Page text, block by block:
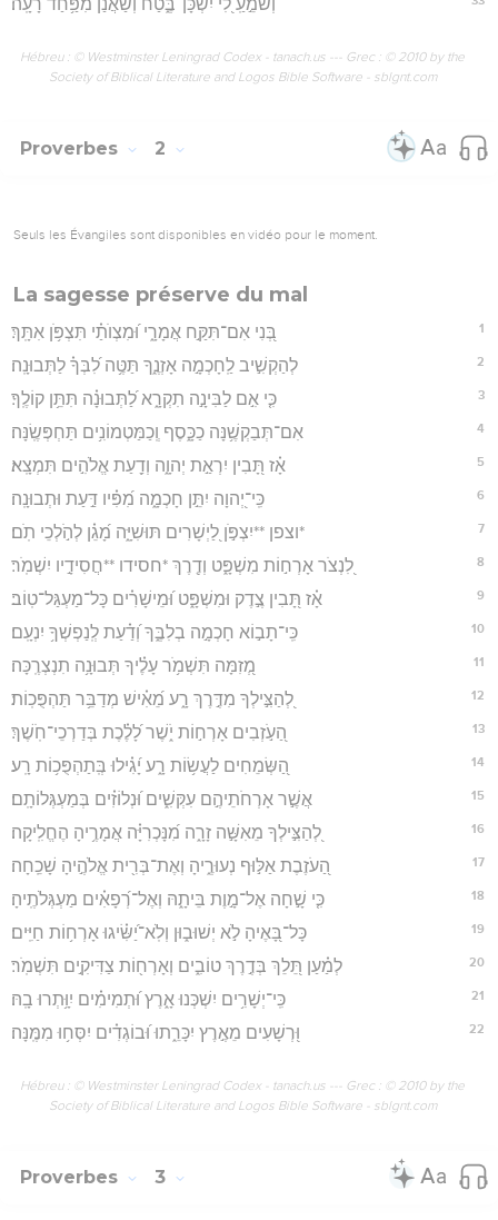
וְשֹׁמֵ֣עַֽ לִ֭י יִשְׁכָּן־בֶּ֑טַח וְ֝שַׁאֲנַ֗ן מִפַּ֥חַד רָעָֽה׃
Hébreu : © Westminster Leningrad Codex - tanach.us --- Grec : © 2010 by the
Society of Biblical Literature and Logos Bible Software - sblgnt.com
Proverbes 2
Seuls les Évangiles sont disponibles en vidéo pour le moment.
La sagesse préserve du mal
1 בְּ֭נִי אִם־תִּקַּ֣ח אֲמָרָ֑י וּ֝מִצְוֺתַ֗י תִּצְפֹּ֥ן אִתָּֽךְ׃
2 לְהַקְשִׁ֣יב לַֽחָכְמָ֣ה אָזְנֶ֑ךָ תַּטֶּ֥ה לִ֝בְּךָ֗ לַתְּבוּנָֽה׃
3 כִּ֤י אִ֣ם לַבִּינָ֣ה תִקְרָ֑א לַ֝תְּבוּנָ֗ה תִּתֵּ֥ן קוֹלֶֽךָ׃
4 אִם־תְּבַקְשֶׁ֥נָּה כַכָּ֑סֶף וְֽכַמַּטְמוֹנִ֥ים תַּחְפְּשֶֽׂנָּה׃
5 אָ֗ז תָּ֭בִין יִרְאַ֣ת יְהוָ֑ה וְדַ֖עַת אֱלֹהִ֣ים תִּמְצָֽא׃
6 כִּֽי־יְ֭הוָה יִתֵּ֣ן חָכְמָ֑ה מִ֝פִּ֗יו דַּ֣עַת וּתְבוּנָֽה׃
7 *וצפן **יִצְפֹּ֣ן לַ֭יְשָׁרִים תּוּשִׁיָּ֑ה מָ֝גֵ֗ן לְהֹ֣לְכֵי תֹֽם׃
8 לִ֭נְצֹר אָרְח֣וֹת מִשְׁפָּ֑ט וְדֶ֖רֶךְ *חסידו **חֲסִידָ֣יו יִשְׁמֹֽר׃
9 אָ֗ז תָּ֭בִין צֶ֣דֶק וּמִשְׁפָּ֑ט וּ֝מֵישָׁרִ֗ים כָּל־מַעְגַּל־טֽוֹב׃
10 כִּֽי־תָב֣וֹא חָכְמָ֣ה בְלִבֶּ֑ךָ וְ֝דַ֗עַת לְֽנַפְשְׁךָ֥ יִנְעָֽם׃
11 מְ֭זִמָּה תִּשְׁמֹ֥ר עָלֶ֗יךָ תְּבוּנָ֥ה תִנְצְרֶֽכָּה׃
12 לְ֭הַצִּ֣ילְךָ מִדֶּ֣רֶךְ רָ֑ע מֵ֝אִ֗ישׁ מְדַבֵּ֥ר תַּהְפֻּכֽוֹת׃
13 הַ֭עֹ֣זְבִים אָרְח֣וֹת יֹ֑שֶׁר לָ֝לֶ֗כֶת בְּדַרְכֵי־חֹֽשֶׁךְ׃
14 הַ֭שְּׂמֵחִים לַעֲשׂ֥וֹת רָ֑ע יָ֝גִ֗ילוּ בְּֽתַהְפֻּכ֥וֹת רָֽע׃
15 אֲשֶׁ֣ר אָרְחֹתֵיהֶ֣ם עִקְּשִׁ֑ים וּ֝נְלוֹזִ֗ים בְּמַעְגְּלוֹתָֽם׃
16 לְ֭הַצִּ֣ילְךָ מֵאִשָּׁ֣ה זָרָ֑ה מִ֝נָּכְרִיָּ֗ה אֲמָרֶ֥יהָ הֶחֱלִֽיקָה׃
17 הַ֭עֹזֶבֶת אַלּ֣וּף נְעוּרֶ֑יהָ וְאֶת־בְּרִ֖ית אֱלֹהֶ֣יהָ שָׁכֵֽחָה׃
18 כִּ֤י שָׁ֣חָה אֶל־מָ֣וֶת בֵּיתָ֑הּ וְאֶל־רְ֝פָאִ֗ים מַעְגְּלֹתֶֽיהָ׃
19 כָּל־בָּ֭אֶיהָ לֹ֣א יְשׁוּב֑וּן וְלֹֽא־יַ֝שִּׂ֗יגוּ אָרְח֥וֹת חַיִּֽים׃
20 לְמַ֗עַן תֵּ֭לֵךְ בְּדֶ֣רֶךְ טוֹבִ֑ים וְאָרְח֖וֹת צַדִּיקִ֣ים תִּשְׁמֹֽר׃
21 כִּֽי־יְשָׁרִ֥ים יִשְׁכְּנוּ אָ֑רֶץ וּ֝תְמִימִ֗ים יִוָּ֥תְרוּ בָֽהּ׃
22 וּ֭רְשָׁעִים מֵאֶ֣רֶץ יִכָּרֵ֑תוּ וּ֝בוֹגְדִ֗ים יִסְּח֥וּ מִמֶּֽנָּה׃
Hébreu : © Westminster Leningrad Codex - tanach.us --- Grec : © 2010 by the
Society of Biblical Literature and Logos Bible Software - sblgnt.com
Proverbes 3